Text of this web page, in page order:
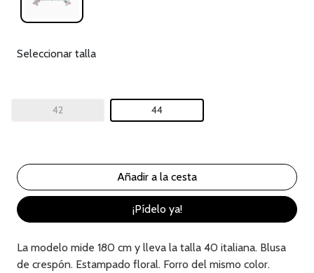
Seleccionar talla
42 44
¡Pídelo ya!
La modelo mide 180 cm y lleva la talla 40 italiana. Blusa
de crespón. Estampado floral. Forro del mismo color.